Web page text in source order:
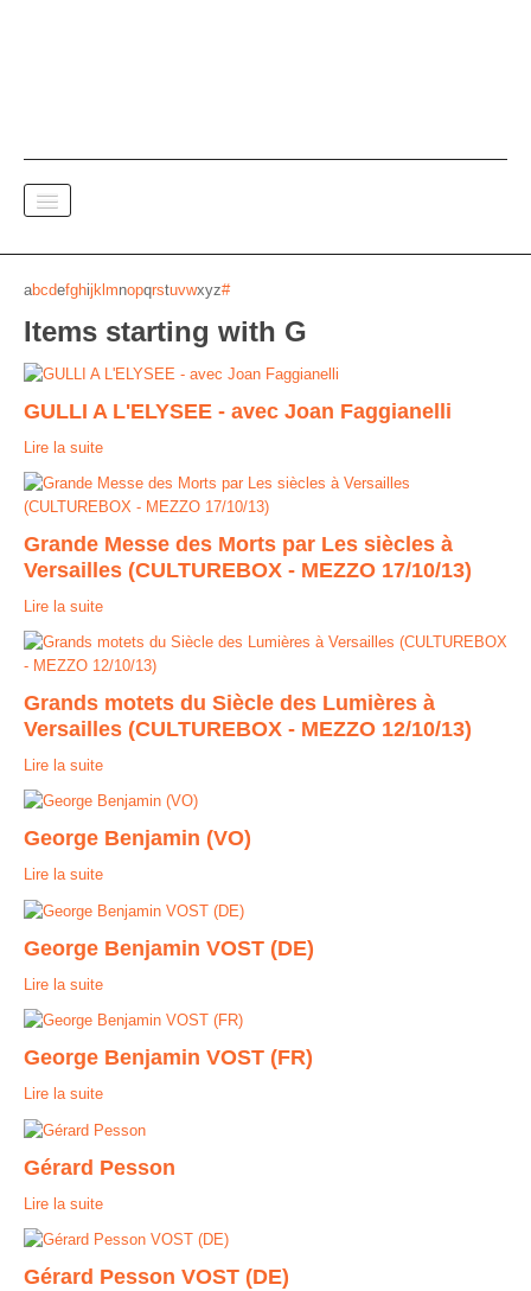
DOCUMENTAIRES
PAPIER A MUSIQUE
Versions FR
Versions ENG
Contact
abcdefghij k mnopqrstuvwxyz#
Items starting with G
GULLI A L'ELYSEE - avec Joan Faggianelli
Lire la suite
Grande Messe des Morts par Les siècles à
Versailles (CULTUREBOX - MEZZO 17/10/13)
Lire la suite
Grands motets du Siècle des Lumières à
Versailles (CULTUREBOX - MEZZO 12/10/13)
Lire la suite
George Benjamin (VO)
Lire la suite
George Benjamin VOST (DE)
Lire la suite
George Benjamin VOST (FR)
Lire la suite
Gérard Pesson
Lire la suite
Gérard Pesson VOST (DE)